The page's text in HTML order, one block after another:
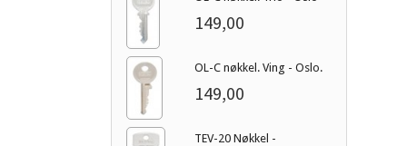
149,00
OL-C nøkkel. Ving - Oslo.
149,00
TEV-20 Nøkkel -